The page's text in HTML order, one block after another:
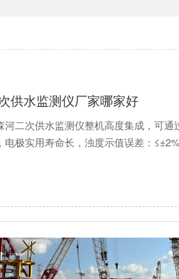
供水监测仪厂家哪家好
河二次供水监测仪整机高度集成，可
电极实用寿命长，浊度示值误差：